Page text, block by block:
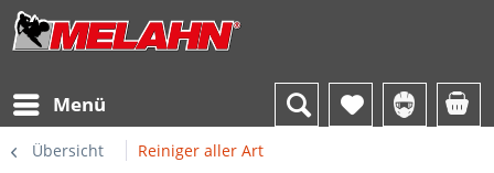
Menü
Übersicht Reiniger aller Art